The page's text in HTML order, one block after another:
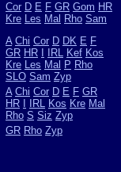
Cor D E F GR Gom HR
Kre Les Mal Rho Sam
A Chi Cor D DK E F
GR HR IRL Kef Kos
Kre Les Mal P Rho
SLO Sam Zyp
A Chi Cor D E F GR
HR
IRL Kos Kre Mal
Rho S Siz Zyp
GR Rho Zyp